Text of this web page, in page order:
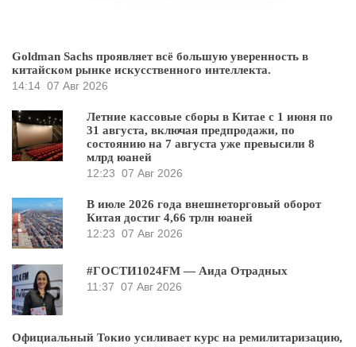
Goldman Sachs проявляет всё большую уверенность в
китайском рынке искусственного интеллекта.
14:14 07 Авг 2026
Летние кассовые сборы в Китае с 1 июня по
31 августа, включая предпродажи, по
состоянию на 7 августа уже превысили 8
млрд юаней
12:23 07 Авг 2026
В июле 2026 года внешнеторговый оборот
Китая достиг 4,66 трлн юаней
12:23 07 Авг 2026
#ГОСТИ1024FM — Аида Отрадных
11:37 07 Авг 2026
Официальный Токио усиливает курс на ремилитаризацию,